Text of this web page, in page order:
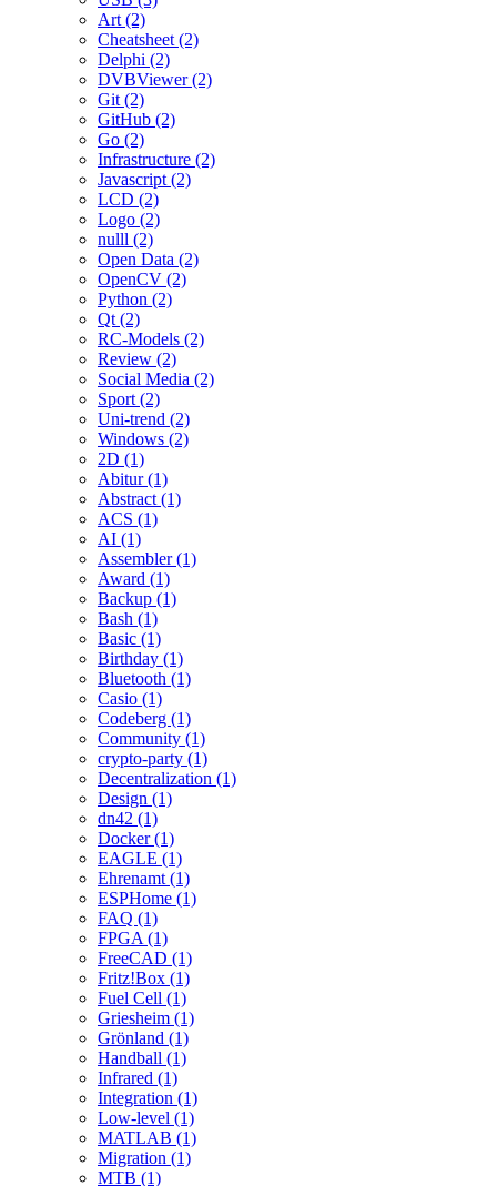
Art (2)
Cheatsheet (2)
Delphi (2)
DVBViewer (2)
Git (2)
GitHub (2)
Go (2)
Infrastructure (2)
Javascript (2)
LCD (2)
Logo (2)
nulll (2)
Open Data (2)
OpenCV (2)
Python (2)
Qt (2)
RC-Models (2)
Review (2)
Social Media (2)
Sport (2)
Uni-trend (2)
Windows (2)
2D (1)
Abitur (1)
Abstract (1)
ACS (1)
AI (1)
Assembler (1)
Award (1)
Backup (1)
Bash (1)
Basic (1)
Birthday (1)
Bluetooth (1)
Casio (1)
Codeberg (1)
Community (1)
crypto-party (1)
Decentralization (1)
Design (1)
dn42 (1)
Docker (1)
EAGLE (1)
Ehrenamt (1)
ESPHome (1)
FAQ (1)
FPGA (1)
FreeCAD (1)
Fritz!Box (1)
Fuel Cell (1)
Griesheim (1)
Grönland (1)
Handball (1)
Infrared (1)
Integration (1)
Low-level (1)
MATLAB (1)
Migration (1)
MTB (1)